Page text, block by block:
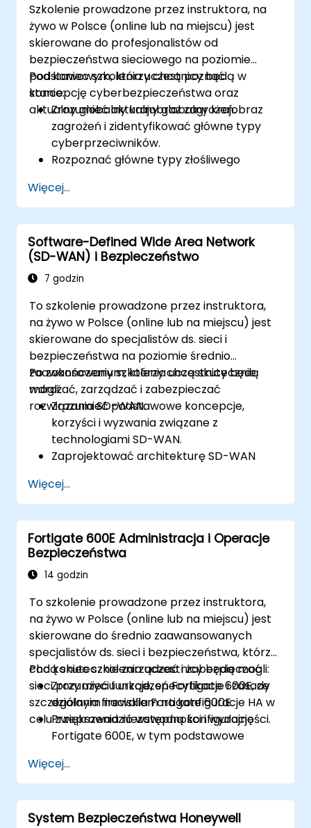
Szkolenie prowadzone przez instruktora, na
żywo w Polsce (online lub na miejscu) jest
skierowane do profesjonalistów od
bezpieczeństwa sieciowego na poziomie
podstawowym, którzy chcą poznać
koncepcję cyberbezpieczeństwa oraz
aktualny globalny krajobraz zagrożeń.
Pod koniec szkolenia uczestnicy będą w
stanie:
Zrozumieć aktualny globalny krajobraz
zagrożeń i zidentyfikować główne typy
cyberprzeciwników.
Rozpoznać główne typy złośliwego
ataków cybernetycznych.
Zrozumieć podstawy bezpieczeństwa
sieciowego oraz znaczenie
wielowarstwowego podejścia do
bezpieczeństwa.
Poznać Fortinet's Security Fabric i sposób,
cyberbezpieczeństwa.
Więcej...
Software-Defined Wide Area Network
(SD-WAN) i Bezpieczeństwo
7 godzin
To szkolenie prowadzone przez instruktora,
na żywo w Polsce (online lub na miejscu) jest
skierowane do specjalistów ds. sieci i
bezpieczeństwa na poziomie średnio
zaawansowanym, którzy chcą skutecznie
wdrażać, zarządzać i zabezpieczać
rozwiązania SD-WAN.
Po zakończeniu szkolenia uczestnicy będą
mogli:
Zrozumieć podstawowe koncepcje,
korzyści i wyzwania związane z
technologiami SD-WAN.
Zaprojektować architekturę SD-WAN
skutecznie wdrożyć rozwiązania SD-WAN.
Wdrażać i zarządzać funkcjami
bezpieczeństwa w ramach SD-WAN.
Monitorować, zarządzać i rozwiązywać
problemy w środowiskach SD-WAN.
Więcej...
Fortigate 600E Administracja i Operacje
Bezpieczeństwa
14 godzin
To szkolenie prowadzone przez instruktora,
na żywo w Polsce (online lub na miejscu) jest
skierowane do średnio zaawansowanych
specjalistów ds. sieci i bezpieczeństwa, którzy
chcą skutecznie zarządzać i zabezpieczać
sieci przy użyciu urządzeń Fortigate 600E, ze
szczególnym naciskiem na konfiguracje HA w
celu zwiększenia niezawodności i wydajności.
Pod koniec szkolenia uczestnicy będą mogli:
Zrozumieć funkcje, specyfikacje i zasady
działania firewalla Fortigate 600E.
Przeprowadzić wstępną konfigurację
Fortigate 600E, w tym podstawowe
ustawianie interfejsów, routingu i
wstępnych polityk firewall.
Konfigurować i zarządzać
zaawansowanymi funkcjami
Więcej...
System Bezpieczeństwa Honeywell